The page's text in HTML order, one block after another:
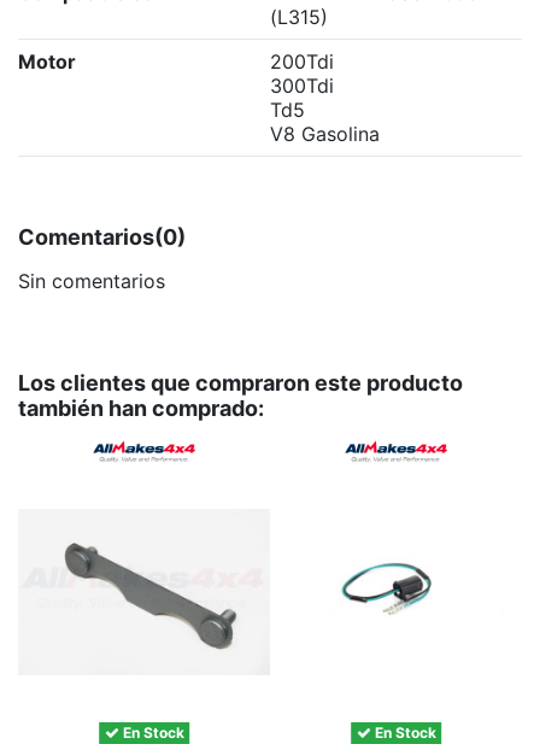
(L315)
Motor
200Tdi
300Tdi
Td5
V8 Gasolina
Comentarios(0)
Sin comentarios
Los clientes que compraron este producto
también han comprado:
En Stock En Stock